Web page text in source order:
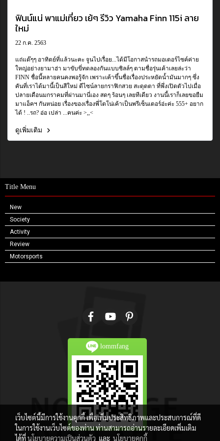
ฟินน์แน่ พาแม่เที่ยว เย้ๆ รีวิว Yamaha Finn 115i ลาย
ใหม่
22 ก.ค. 2563
แถ่แด๊ๆๆ อาทิตย์ที่แล้วนะคะ จูนไปเรื่อย...ได้มีโอกาสนำรถมอเตอร์ไซค์ค่าย
ใหญ่อย่างยามาฮ่า มาขับขี่ทดลองกันแบบชิลล์ๆ ตามชื่อรุ่นเค้าเลยล่ะว่า
FINN ชื่อนี้หลายคนคงพอรู้จัก เพราะเค้าขึ้นชื่อเรื่องประหยัดน้ำมันมากๆ ซึ่ง
คันที่เราได้มานี้เป็นสีใหม่ ดีไซน์ลายกราฟิกสวย สะดุดตา ที่พึ่งเปิดตัวไปเมื่อ
ปลายเดือนมกราคมที่ผ่านมานี่เอง สดๆ ร้อนๆ เลยทีเดียว งานนี้เราก็เลยขอยืม
มาแอ็คฯ กันหน่อย เรื่องของเรื่องพี่โตโน่เค้าเป็นพรีเซ็นเตอร์อ่ะค่ะ 555+ อยาก
ได้ ! ..รถ? อ่อ เปล่า ...คนค่ะ >,,<
ดูเพิ่มเติม
Title Menu
New
Society
Activity
Review
Motorsports
lommfang
เว็บไซต์นี้มีการใช้งานคุกกี้ เพื่อเพิ่มประสิทธิภาพและประสบการณ์ที่ดี
ในการใช้งานเว็บไซต์ของท่าน ท่านสามารถอ่านรายละเอียดเพิ่มเติม
ได้ที่นโยบายความเป็นส่วนตัว และ นโยบายคุกกี้